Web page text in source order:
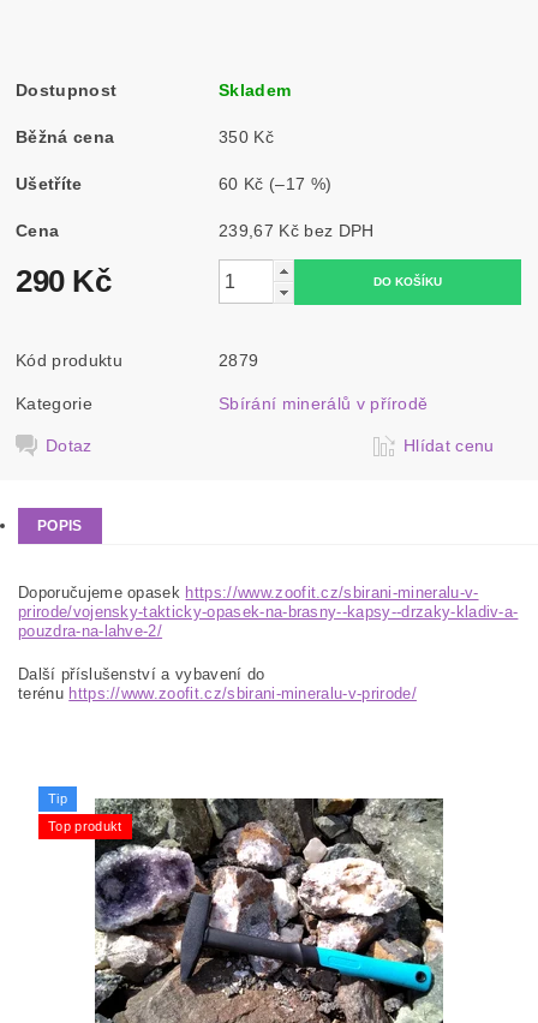
Dostupnost Skladem
Běžná cena 350 Kč
Ušetříte 60 Kč (–17 %)
Cena 239,67 Kč bez DPH
290 Kč
Kód produktu 2879
Kategorie Sbírání minerálů v přírodě
Dotaz Hlídat cenu
POPIS
Doporučujeme opasek https://www.zoofit.cz/sbirani-mineralu-v-
prirode/vojensky-takticky-opasek-na-brasny--kapsy--drzaky-kladiv-a-
pouzdra-na-lahve-2/
Další příslušenství a vybavení do
terénu https://www.zoofit.cz/sbirani-mineralu-v-prirode/
Tip
Top produkt